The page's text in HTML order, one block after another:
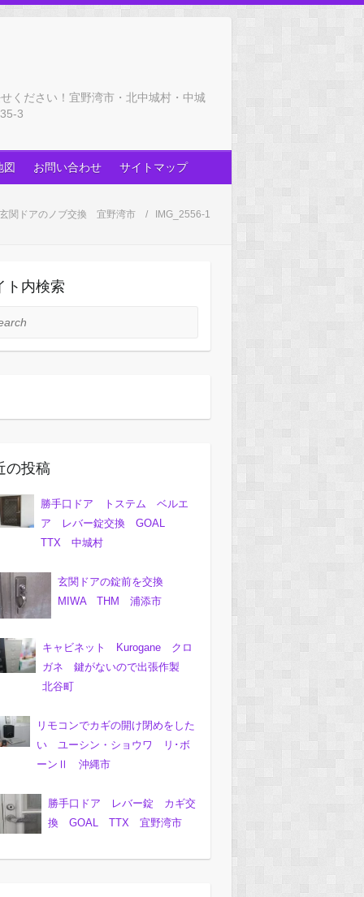
ください！宜野湾市・北中城村・中城
3
図 お問い合わせ サイトマップ
関ドアのノブ交換 宜野湾市 IMG_2556-1
ト内検索
の投稿
勝手口ドア トステム ベルエ
ア レバー錠交換 GOAL
TTX 中城村
玄関ドアの錠前を交換
MIWA THM 浦添市
キャビネット Kurogane クロ
ガネ 鍵がないので出張作製
北谷町
リモコンでカギの開け閉めをした
い ユーシン・ショウワ リ･ボ
ーンⅡ 沖縄市
勝手口ドア レバー錠 カギ交
換 GOAL TTX 宜野湾市